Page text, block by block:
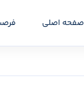
صفحه اصلی